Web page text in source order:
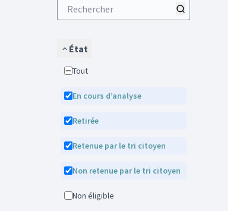
État
Tout
En cours d’analyse
Retirée
Retenue par le tri citoyen
Non retenue par le tri citoyen
Non éligible